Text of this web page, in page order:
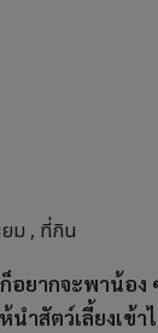
ม , ที่กิน
อยากจะพาน้อ
สัตว์เลี้ยงเข้า